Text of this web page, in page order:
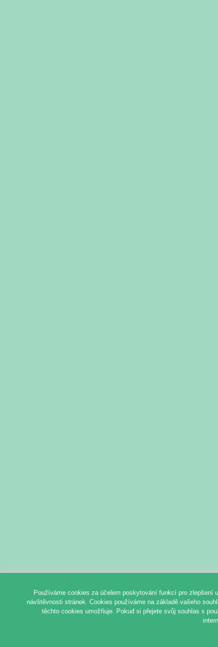
Používáme cookies za účelem poskytování funkcí pro zlepšení
návštěvnosti stránek. Cookies používáme na základě vašeho
těchto cookies umožňuje. Pokud si přejete svůj souhlas s